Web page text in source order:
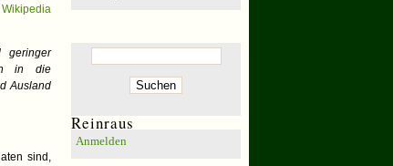
Wikipedia
geringer
in die
Ausland
sind,
Reinraus
Anmelden